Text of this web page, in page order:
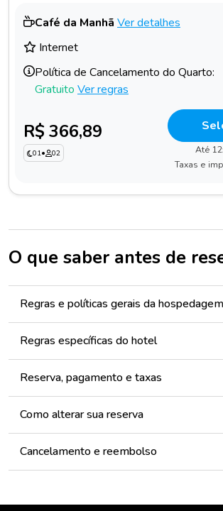
Café da Manhã Ver detalhes
Internet
Política de Cancelamento do Quarto:
Gratuito Ver regras
R$ 366,89
01• 02
Até
Taxas e
O que saber antes de
Regras e políticas gerais da hospedagem
Regras específicas do hotel
Reserva, pagamento e taxas
Como alterar sua reserva
Cancelamento e reembolso